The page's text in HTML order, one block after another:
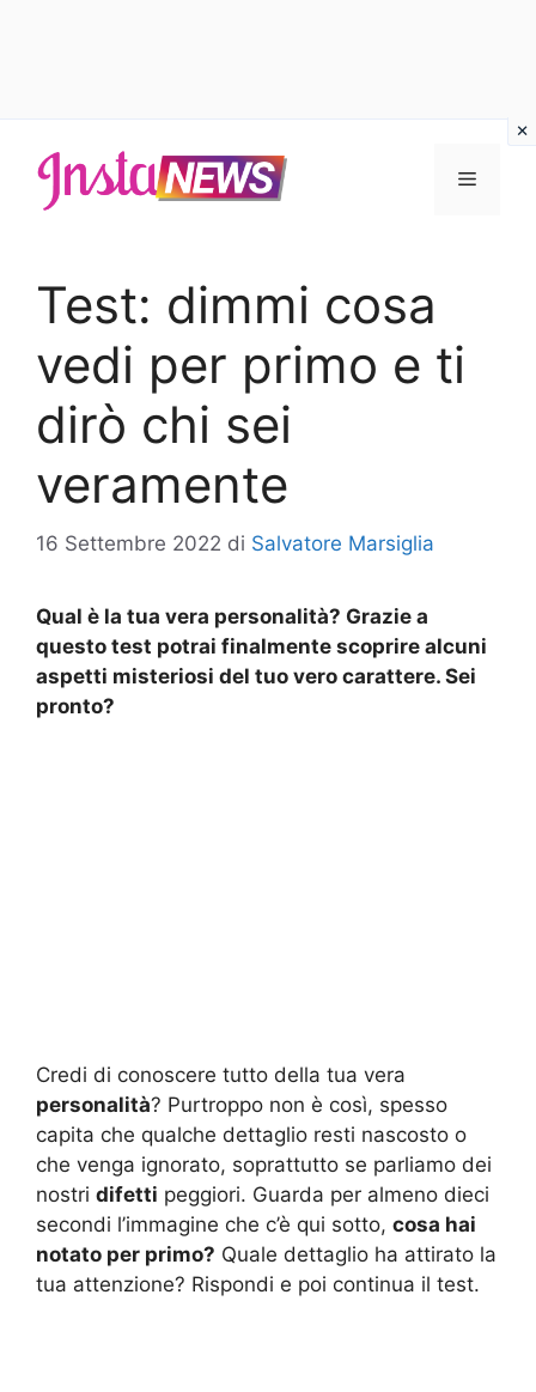
contenuto
Menu
Test: dimmi cosa
vedi per primo e ti
dirò chi sei
veramente
16 Settembre 2022 di Salvatore Marsiglia
Qual è la tua vera personalità? Grazie a
questo test potrai finalmente scoprire alcuni
aspetti misteriosi del tuo vero carattere. Sei
pronto?
Credi di conoscere tutto della tua vera
personalità? Purtroppo non è così, spesso
capita che qualche dettaglio resti nascosto o
che venga ignorato, soprattutto se parliamo dei
nostri difetti peggiori. Guarda per almeno dieci
secondi l’immagine che c’è qui sotto, cosa hai
notato per primo? Quale dettaglio ha attirato la
tua attenzione? Rispondi e poi continua il test.